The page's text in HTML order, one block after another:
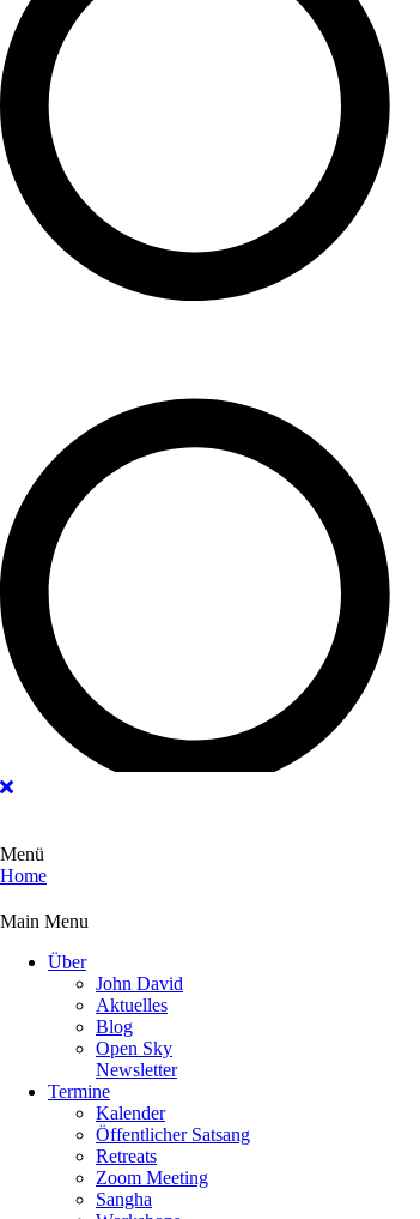
Menü
Home
Main Menu
Über
John David
Aktuelles
Blog
Open Sky
Newsletter
Termine
Kalender
Öffentlicher Satsang
Retreats
Zoom Meeting
Sangha